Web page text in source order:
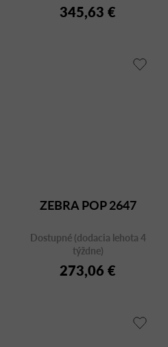
345,63 €
ZEBRA POP 2647
Dostupné (dodacia lehota 4
týždne)
273,06 €